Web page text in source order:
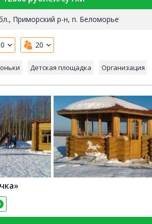
Приморский р-н, п. Беломорье
20
Детская площадка Организация